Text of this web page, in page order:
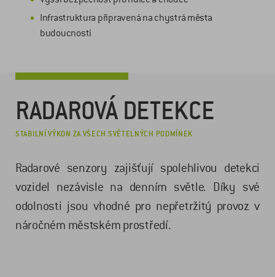
Infrastruktura připravená na chystrá města
budoucnosti
RADAROVÁ DETEKCE
STABILNÍ VÝKON ZA VŠECH SVĚTELNÝCH PODMÍNEK
Radarové senzory zajišťují spolehlivou detekci
vozidel nezávisle na denním světle. Díky své
odolnosti jsou vhodné pro nepřetržitý provoz v
náročném městském prostředí.